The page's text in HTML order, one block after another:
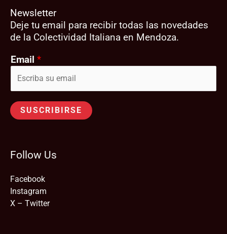
Newsletter
Deje tu email para recibir todas las novedades
de la Colectividad Italiana en Mendoza.
Email *
SUSCRIBIRSE
Follow Us
Facebook
Instagram
X – Twitter